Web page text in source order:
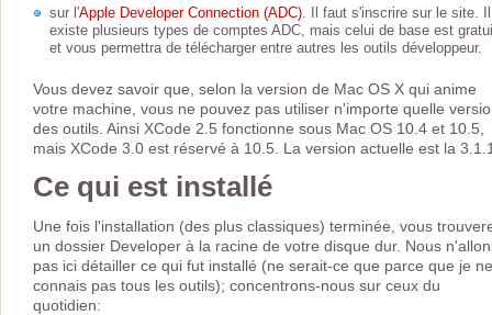
sur l'Apple Developer Connection (ADC) . Il faut s'inscrire sur le site. Il
existe plusieurs types de comptes ADC, mais celui de base est
et vous permettra de télécharger entre autres les outils développeur.
Vous devez savoir que, selon la version de Mac OS X qui anime
votre machine, vous ne pouvez pas utiliser n'importe quelle
des outils. Ainsi XCode 2.5 fonctionne sous Mac OS 10.4 et 10.5,
mais XCode 3.0 est réservé à 10.5. La version actuelle est la
Ce qui est installé
Une fois l'installation (des plus classiques) terminée, vous
un dossier Developer à la racine de votre disque dur. Nous
pas ici détailler ce qui fut installé (ne serait-ce que parce que je ne
connais pas tous les outils); concentrons-nous sur ceux du
quotidien: